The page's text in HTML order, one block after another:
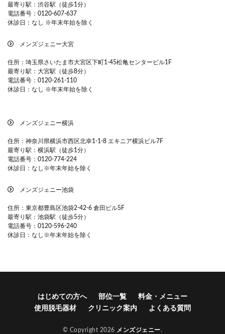
最寄り駅：渋谷駅（徒歩1分）
電話番号： 0120-607-637
休診日：なし ※年末年始を除く
メンズジェニー大宮
住所：埼玉県さいたま市大宮区下町1-45松亀センタービル1F
最寄り駅：大宮駅（徒歩8分）
電話番号： 0120-261-110
休診日：なし ※年末年始を除く
メンズジェニー横浜
住所：神奈川県横浜市西区北幸1-1-8 エキニア横浜ビル7F
最寄り駅：横浜駅（徒歩1分）
電話番号：0120-774-224
休診日：なし※年末年始を除く
メンズジェニー池袋
住所：東京都豊島区池袋2-42-6 倉田ビル5F
最寄り駅：池袋駅（徒歩5分）
電話番号：0120-596-240
休診日：なし※年末年始を除く
はじめての方へ 部位一覧
料金・メニュー
使用脱毛器材
クリニック案内 よくある質問
© Copyright 2026 メンズジェニー.